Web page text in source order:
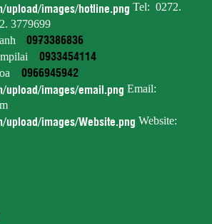
Tel: 0272.
3779699
0973386836
0933454114
0966945942
Email:
Website: